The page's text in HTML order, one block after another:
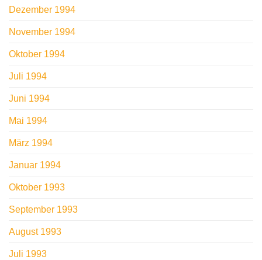
Dezember 1994
November 1994
Oktober 1994
Juli 1994
Juni 1994
Mai 1994
März 1994
Januar 1994
Oktober 1993
September 1993
August 1993
Juli 1993